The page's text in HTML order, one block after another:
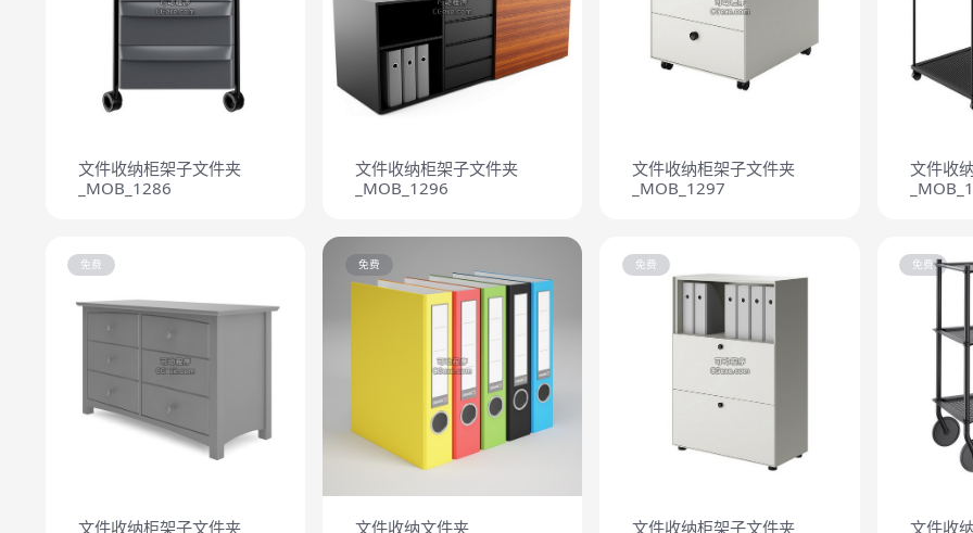
文件收纳柜架子文件夹
_MOB_1286
文件收纳柜架子文件夹
_MOB_1296
文件收纳柜架子文件夹
_MOB_1297
文件收
免费
文件收纳柜架子文件夹
免费
文件收纳文件夹
免费
文件收纳柜架子文件夹
免费
文件收